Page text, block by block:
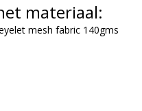
materiaal:
mesh fabric 140gms